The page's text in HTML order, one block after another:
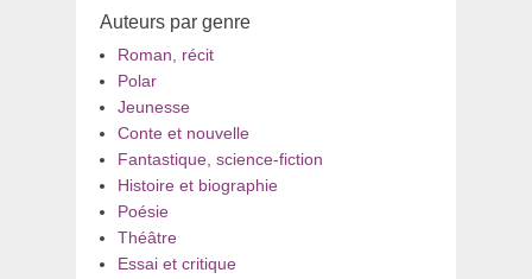
Auteurs par genre
Roman, récit
Polar
Jeunesse
Conte et nouvelle
Fantastique, science-fiction
Histoire et biographie
Poésie
Théâtre
Essai et critique